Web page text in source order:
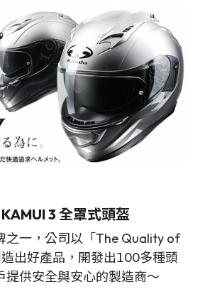
3 全罩式頭盔
之一，公司以「The Quality of
出好產品，開發出100多種頭
提供安全與安心的製造商～